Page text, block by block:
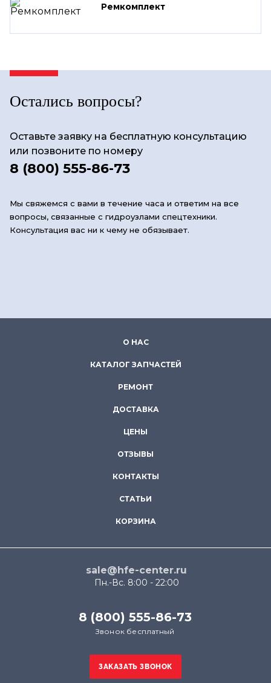
Ремкомплект
Остались вопросы?
Оставьте заявку на бесплатную консультацию
или позвоните по номеру
8 (800) 555-86-73
Мы свяжемся с вами в течение часа и ответим на все
вопросы, связанные с гидроузлами спецтехники.
Консультация вас ни к чему не обязывает.
О НАС
КАТАЛОГ ЗАПЧАСТЕЙ
РЕМОНТ
ДОСТАВКА
ЦЕНЫ
ОТЗЫВЫ
КОНТАКТЫ
СТАТЬИ
КОРЗИНА
sale@hfe-center.ru
Пн.-Вс. 8:00 - 22:00
8 (800) 555-86-73
Звонок бесплатный